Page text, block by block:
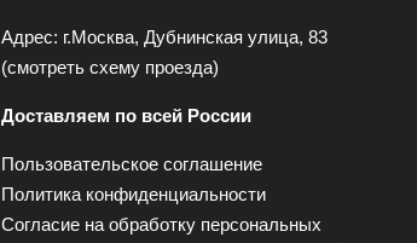
Адрес: г.Москва, Дубнинская улица, 83
(смотреть схему проезда)
Доставляем по всей России
Пользовательское соглашение
Политика конфиденциальности
Согласие на обработку персональных